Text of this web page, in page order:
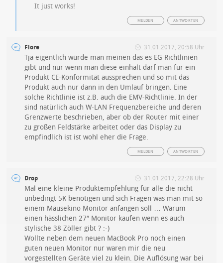
It just works!
ANTWORTEN
MELDEN
Flore 31.01.2017, 20:58 Uhr
Tja eigentlich würde man meinen das es EG Richtlinien
gibt und nur wenn man diese einhält darf man für ein
Produkt CE-Konformität aussprechen und so mit das
Produkt auch nur dann in den Umlauf bringen. Eine
solche Richtlinie ist z.B. auch die EMV-Richtlinie. In der
sind natürlich auch W-LAN Frequenzbereiche und deren
Grenzwerte beschrieben, aber ob der Router mit einer
zu großen Feldstärke arbeitet oder das Display zu
empfindlich ist ist wohl eher die Frage.
ANTWORTEN
MELDEN
Drop 31.01.2017, 22:28 Uhr
Mal eine kleine Produktempfehlung für alle die nicht
unbedingt 5K benötigen und sich Fragen was man mit so
einem Mäusekino Monitor anfangen soll … Warum
einen hässlichen 27″ Monitor kaufen wenn es auch
stylische 38 Zöller gibt ? :-)
Wollte neben dem neuen MacBook Pro noch einen
guten neuen Monitor nur waren mir die neu
vorgestellten Geräte viel zu klein. Die Auflösung war bei